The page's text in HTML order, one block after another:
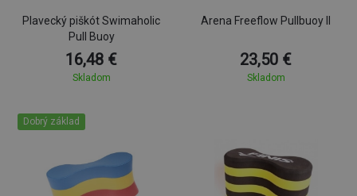
Plavecký piškót Swimaholic
Pull Buoy
16,48 €
Skladom
Arena Freeflow Pullbuoy II
23,50 €
Skladom
Dobrý základ